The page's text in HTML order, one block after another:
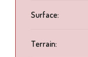
Surface:
Terrain: